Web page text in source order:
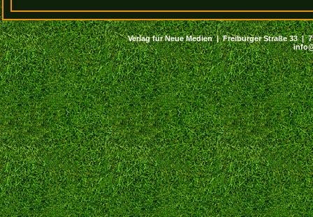
Verlag für Neue Medien | Freiburger Straße 33 |